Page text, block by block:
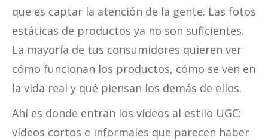
que es captar la atención de la gente. Las fotos
estáticas de productos ya no son suficientes.
La mayoría de tus consumidores quieren ver
cómo funcionan los productos, cómo se ven en
la vida real y qué piensan los demás de ellos.
Ahí es donde entran los vídeos al estilo UGC:
vídeos cortos e informales que parecen haber